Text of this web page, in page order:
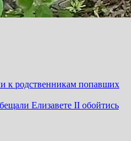
к родственникам попавших
Елизавете II обойтись